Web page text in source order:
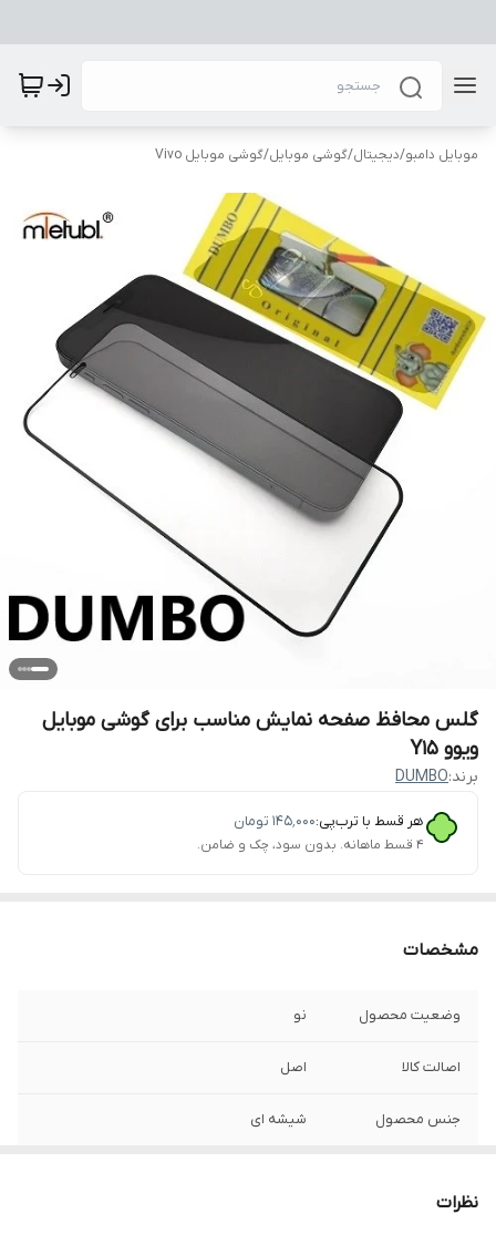
موبایل دامبو/دیجیتال/گوشی موبایل/گوشی موبایل Vivo
گلس محافظ صفحه نمایش مناسب برای گوشی موبایل
ویوو Y15
برند:DUMBO
هر قسط با ترب‌پی:۱۴۵٬۰۰۰ تومان
۴ قسط ماهانه. بدون سود، چک و ضامن.
مشخصات
وضعیت محصول نو
اصالت کالا اصل
جنس محصول شیشه ای
نظرات